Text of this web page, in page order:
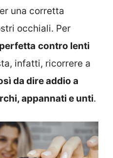
una corretta
occhiali. Per
contro lenti
infatti, ricorrere a
da dire addio a
appannati e unti.